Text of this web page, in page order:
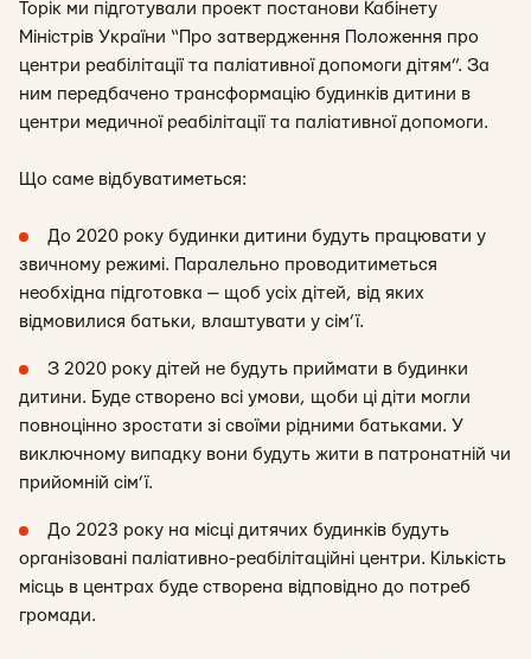
Торік ми підготували проект постанови Кабінету
Міністрів України “Про затвердження Положення про
центри реабілітації та паліативної допомоги дітям”. За
ним передбачено трансформацію будинків дитини в
центри медичної реабілітації та паліативної допомоги.
Що саме відбуватиметься:
До 2020 року будинки дитини будуть працювати у
звичному режимі. Паралельно проводитиметься
необхідна підготовка — щоб усіх дітей, від яких
відмовилися батьки, влаштувати у сім’ї.
З 2020 року дітей не будуть приймати в будинки
дитини. Буде створено всі умови, щоби ці діти могли
повноцінно зростати зі своїми рідними батьками. У
виключному випадку вони будуть жити в патронатній чи
прийомній сім’ї.
До 2023 року на місці дитячих будинків будуть
організовані паліативно-реабілітаційні центри. Кількість
місць в центрах буде створена відповідно до потреб
громади.